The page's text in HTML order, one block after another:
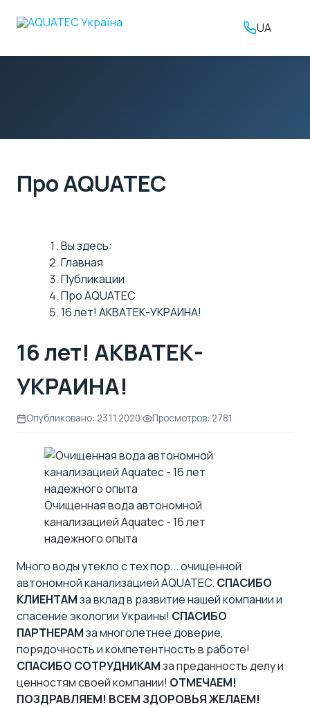
UA
Про AQUATEC
Вы здесь:
Главная
Публикации
Про AQUATEC
16 лет! АКВАТЕК-УКРАИНА!
16 лет! АКВАТЕК-
УКРАИНА!
Опубликовано: 23.11.2020| Просмотров: 2781
Очищенная вода автономной
канализацией Aquatec - 16 лет
надежного опыта
Много воды утекло с тех пор... очищенной
автономной канализацией AQUATEC. СПАСИБО
КЛИЕНТАМза вклад в развитие нашей компании и
спасение экологии Украины! СПАСИБО
ПАРТНЕРАМза многолетнее доверие,
порядочность и компетентность в работе!
СПАСИБО СОТРУДНИКАМза преданность делу и
ценностям своей компании! ОТМЕЧАЕМ!
ПОЗДРАВЛЯЕМ! ВСЕМ ЗДОРОВЬЯ ЖЕЛАЕМ!